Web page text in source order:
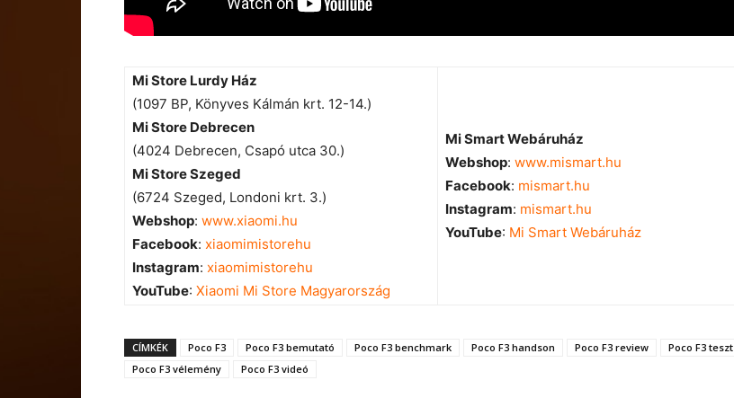
Mi Store Lurdy Ház
(1097 BP, Könyves Kálmán krt. 12-14.)
Mi Store Debrecen
(4024 Debrecen, Csapó utca 30.)
Mi Store Szeged
(6724 Szeged, Londoni krt. 3.)
Webshop: www.xiaomi.hu
Facebook: xiaomimistorehu
Instagram: xiaomimistorehu
YouTube: Xiaomi Mi Store Magyarország
Mi Smart Webáruház
Webshop: www.mismart.hu
Facebook: mismart.hu
Instagram: mismart.hu
YouTube: Mi Smart Webáruház
CÍMKÉK Poco F3 Poco F3 bemutató Poco F3 benchmark Poco F3 handson Poco F3 review
Poco F3 teszt
Poco F3 vélemény
Poco F3 videó